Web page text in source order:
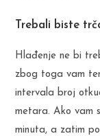
Trebali biste
Hlađenje ne bi
zbog toga vam
intervala broj
metara. Ako vam
minuta, a zatim